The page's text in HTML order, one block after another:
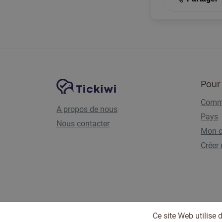
Navigation du sitePlate-forme Tickiwi
A propos de nous
Nous contacter
Pays
Mon
Ce site Web utilise